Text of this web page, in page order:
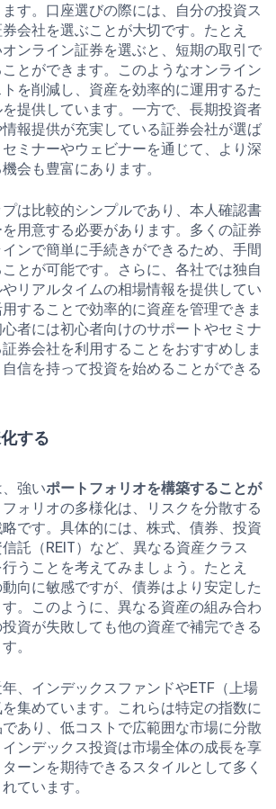
す。口座選びの際には、自分の投資ス
会社を選ぶことが大切です。たとえ
ンライン証券を選ぶと、短期の取引で
とができます。このようなオンライン
を削減し、資産を効率的に運用するた
提供しています。一方で、長期投資者
報提供が充実している証券会社が選ば
ミナーやウェビナーを通じて、より深
会も豊富にあります。
は比較的シンプルであり、本人確認書
用意する必要があります。多くの証券
ンで簡単に手続きができるため、手間
とが可能です。さらに、各社では独自
リアルタイムの相場情報を提供してい
することで効率的に資産を管理できま
者には初心者向けのサポートやセミナ
券会社を利用することをおすすめしま
信を持って投資を始めることができる
する
強いポートフォリオを構築することが
ォリオの多様化は、リスクを分散する
です。具体的には、株式、債券、投資
託（REIT）など、異なる資産クラス
うことを考えてみましょう。たとえ
向に敏感ですが、債券はより安定した
。このように、異なる資産の組み合わ
資が失敗しても他の資産で補完できる
。
、インデックスファンドやETF（上場
集めています。これらは特定の指数に
あり、低コストで広範囲な市場に分散
ンデックス投資は市場全体の成長を享
ーンを期待できるスタイルとして多く
ています。